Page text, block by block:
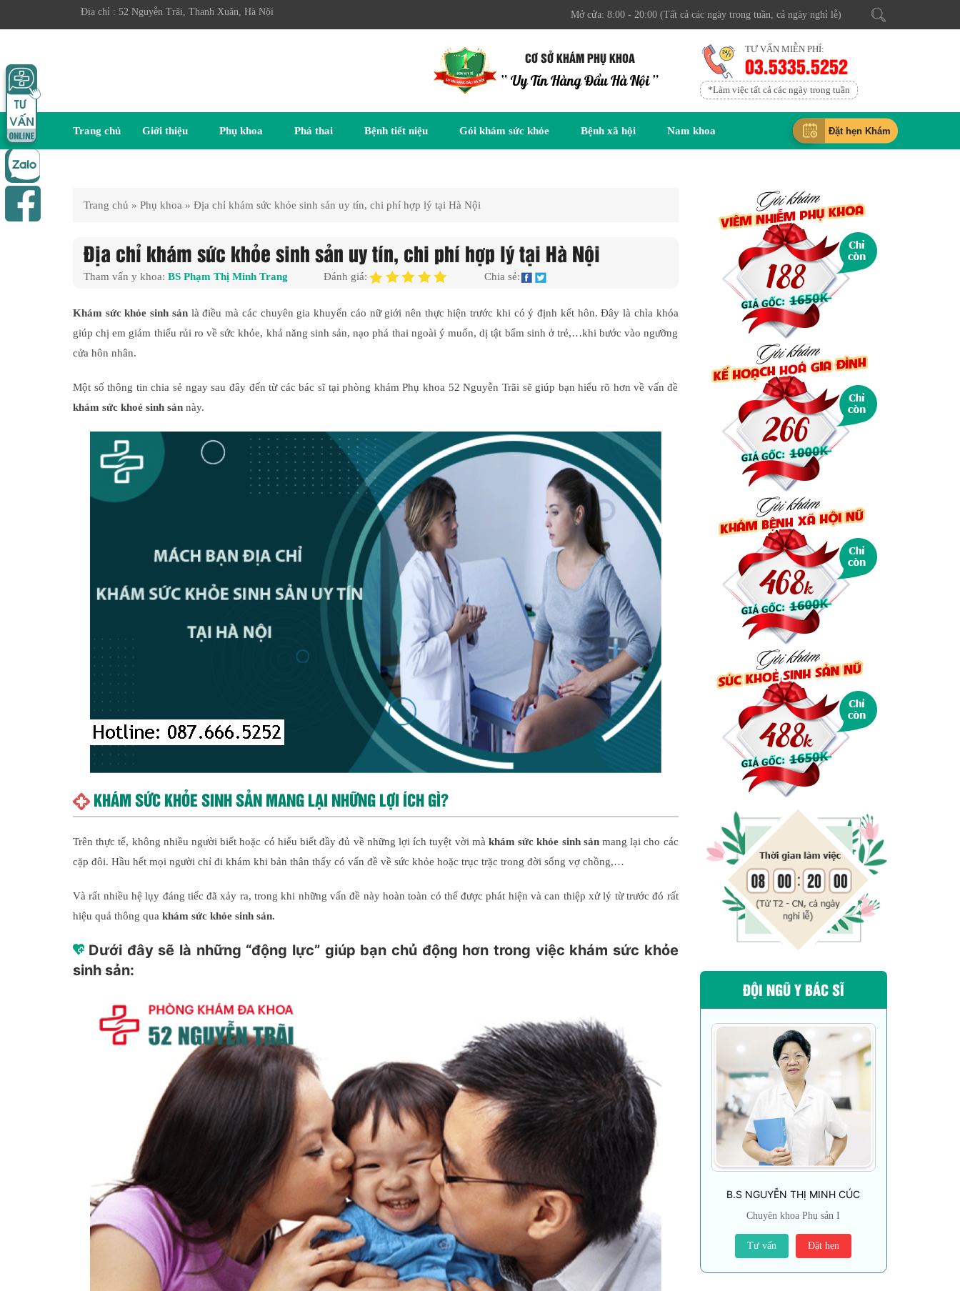
chỉ : 52 Nguyễn Trãi, Thanh Xuân, Hà Nội Mở cửa: 8:00 - 20:00 (Tất cả các ngày trong tuần, cả ngày nghỉ lễ)
CƠ SỞ KHÁM PHỤ KHOA
“ Uy Tín Hàng Đầu Hà Nội ”
TƯ VẤN MIỄN PHÍ:
03.5335.5252
*Làm việc tất cả các ngày trong tuần
Trang chủ Giới thiệu Phụ khoa Phá thai Bệnh tiết niệu Gói khám sức khỏe Bệnh xã hội Nam khoa Đặt hẹn Khám
Trang chủ » Phụ khoa » Địa chỉ khám sức khỏe sinh sản uy tín, chi phí hợp lý tại Hà Nội
Địa chỉ khám sức khỏe sinh sản uy tín, chi phí hợp lý tại Hà Nội
Tham vấn y khoa: BS Phạm Thị Minh Trang Đánh giá: Chia sẻ:
Khám sức khỏe sinh sảnlà điều mà các chuyên gia khuyến cáo nữ giới nên thực hiện trước khi có ý định kết hôn. Đây là chìa khóa
giúp chị em giảm thiểu rủi ro về sức khỏe, khả năng sinh sản, nạo phá thai ngoài ý muốn, dị tật bẩm sinh ở trẻ,…khi bước vào ngưỡng
cửa hôn nhân.
Một số thông tin chia sẻ ngay sau đây đến từ các bác sĩ tại phòng khám Phụ khoa 52 Nguyễn Trãi sẽ giúp bạn hiểu rõ hơn về vấn đề
khám sức khoẻ sinh sản này.
KHÁM SỨC KHỎE SINH SẢN MANG LẠI NHỮNG LỢI ÍCH GÌ?
Trên thực tế, không nhiều người biết hoặc có hiểu biết đầy đủ về những lợi ích tuyệt vời mà khám sức khỏe sinh sảnmang lại cho các
cặp đôi. Hầu hết mọi người chỉ đi khám khi bản thân thấy có vấn đề về sức khỏe hoặc trục trặc trong đời sống vợ chồng,…
Và rất nhiều hệ lụy đáng tiếc đã xảy ra, trong khi những vấn đề này hoàn toàn có thể được phát hiện và can thiệp xử lý từ trước đó rất
hiệu quả thông qua khám sức khỏe sinh sản.
Dưới đây sẽ là những “động lực” giúp bạn chủ động hơn trong việc khám sức khỏe
sinh sản:
ĐỘI NGŨ Y BÁC SĨ
B.S NGUYỄN THỊ MINH CÚC
Chuyên khoa Phụ sản I
Tư vấn Đặt hẹn